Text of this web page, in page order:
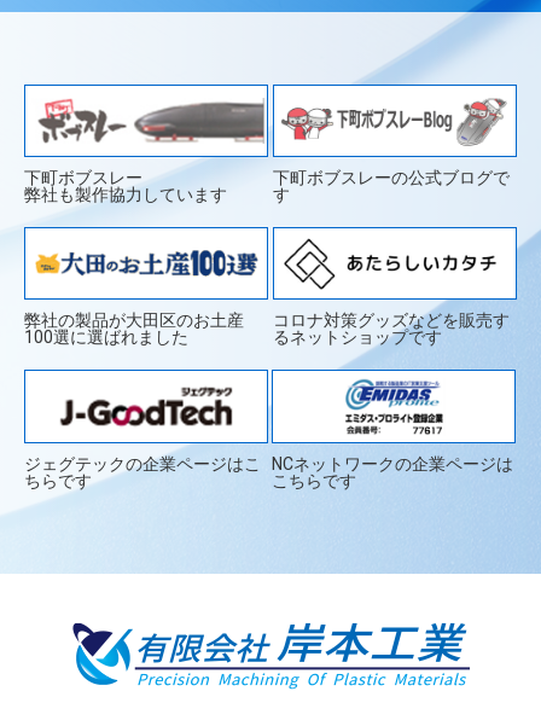
下町ボブスレー
弊社も製作協力しています
下町ボブスレーの公式ブログで
す
弊社の製品が大田区のお土産
100選に選ばれました
コロナ対策グッズなどを販売す
るネットショップです
ジェグテックの企業ページはこ
ちらです
NCネットワークの企業ページは
こちらです